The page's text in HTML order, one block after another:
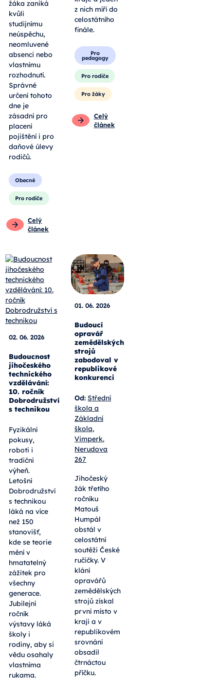
žáka zaniká
kvůli
studijnímu
neúspěchu,
neomluvené
absenci nebo
vlastnímu
rozhodnutí.
Správné
určení tohoto
dne je
zásadní pro
placení
pojištění i pro
daňové úlevy
rodičů.
Obecné
Pro rodiče
Celý
článek
z nich míří do
celostátního
finále.
Pro
pedagogy
Pro rodiče
Pro žáky
Celý
článek
02. 06. 2026
Budoucnost
jihočeského
technického
vzdělávání:
10. ročník
Dobrodružství
s technikou
Fyzikální
pokusy,
roboti i
tradiční
výheň.
Letošní
Dobrodružství
s technikou
láká na více
než 150
stanovišť,
kde se teorie
mění v
hmatatelný
zážitek pro
všechny
generace.
Jubilejní
ročník
výstavy láká
školy i
rodiny, aby si
vědu osahaly
vlastníma
rukama.
01. 06. 2026
Budoucí
opravář
zemědělských
strojů
zabodoval v
republikové
konkurenci
Od: Střední
škola a
Základní
škola,
Vimperk,
Nerudova
267
Jihočeský
žák třetího
ročníku
Matouš
Humpál
obstál v
celostátní
soutěži České
ručičky. V
klání
opravářů
zemědělských
strojů získal
první místo v
kraji a v
republikovém
srovnání
obsadil
čtrnáctou
příčku.